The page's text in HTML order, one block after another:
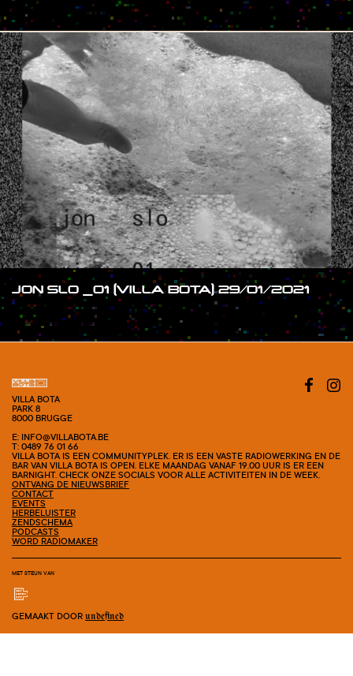
#SHOW
JON SLO _01 (VILLA BOTA) 29/01/2021
#SHOW
VILLA BOTA
PARK 8
8000 BRUGGE
E: INFO@VILLABOTA.BE
T: 0489 76 01 66
VILLA BOTA IS EEN COMMUNITYPLEK. ER IS EEN VASTE RADIOWERKING EN DE
BAR VAN VILLA BOTA IS OPEN. ELKE MAANDAG VANAF 19.00 UUR IS ER EEN
BARNIGHT. CHECK ONZE SOCIALS VOOR ALLE ACTIVITEITEN IN DE WEEK.
ONTVANG DE NIEUWSBRIEF
CONTACT
EVENTS
HERBELUISTER
ZENDSCHEMA
PODCASTS
WORD RADIOMAKER
MET STEUN VAN
GEMAAKT DOOR undefined